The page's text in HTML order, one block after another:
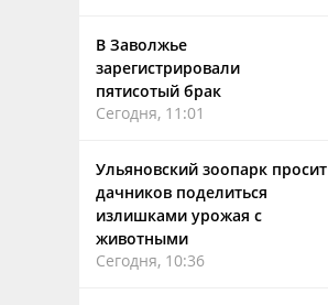
В Заволжье
зарегистрировали
пятисотый брак
Сегодня, 11:01
Ульяновский зоопарк просит
дачников поделиться
излишками урожая с
животными
Сегодня, 10:36